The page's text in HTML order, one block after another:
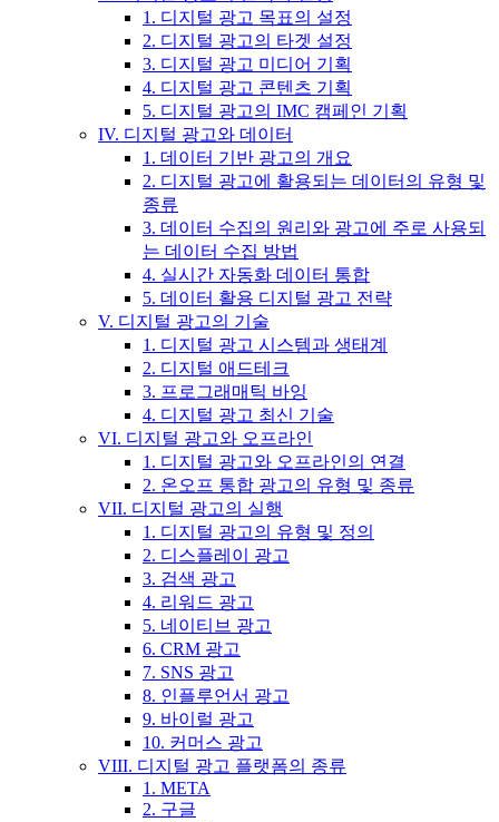
1. 디지털 광고 목표의 설정
2. 디지털 광고의 타겟 설정
3. 디지털 광고 미디어 기획
4. 디지털 광고 콘텐츠 기획
5. 디지털 광고의 IMC 캠페인 기획
IV. 디지털 광고와 데이터
1. 데이터 기반 광고의 개요
2. 디지털 광고에 활용되는 데이터의 유형 및
종류
3. 데이터 수집의 원리와 광고에 주로 사용되
는 데이터 수집 방법
4. 실시간 자동화 데이터 통합
5. 데이터 활용 디지털 광고 전략
V. 디지털 광고의 기술
1. 디지털 광고 시스템과 생태계
2. 디지털 애드테크
3. 프로그래매틱 바잉
4. 디지털 광고 최신 기술
VI. 디지털 광고와 오프라인
1. 디지털 광고와 오프라인의 연결
2. 온오프 통합 광고의 유형 및 종류
VII. 디지털 광고의 실행
1. 디지털 광고의 유형 및 정의
2. 디스플레이 광고
3. 검색 광고
4. 리워드 광고
5. 네이티브 광고
6. CRM 광고
7. SNS 광고
8. 인플루언서 광고
9. 바이럴 광고
10. 커머스 광고
VIII. 디지털 광고 플랫폼의 종류
1. META
2. 구글